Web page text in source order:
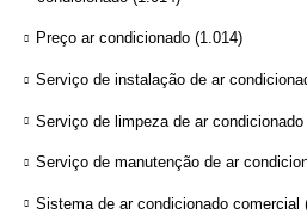
Preço ar condicionado (1.014)
Serviço de instalação de ar
Serviço de limpeza de ar condicionado
Serviço de manutenção de ar
Sistema de ar condicionado comercial